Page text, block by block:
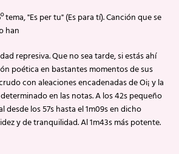
tema, "Es per tu" (Es para tí). Canción que se
han
represiva. Que no sea tarde, si estás ahí
poética en bastantes momentos de sus
con aleaciones encadenadas de Oi¡ y la
en las notas. A los 42s pequeño
los 57s hasta el 1m09s en dicho
y de tranquilidad. Al 1m43s más potente.